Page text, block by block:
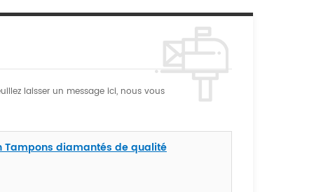
laisser un message ici, nous vous
Tampons diamantés de qualité